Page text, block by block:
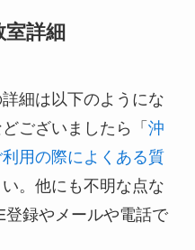
詳細
細は以下のようにな
ございましたら「 沖
用の際によくある質
。他にも不明な点な
登録やメールや電話で